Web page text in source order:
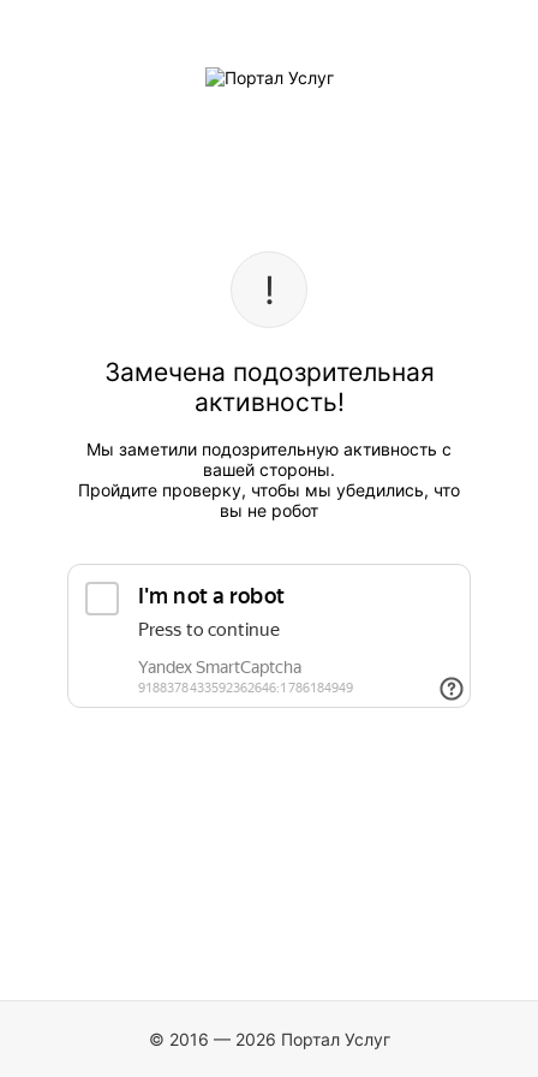
Замечена подозрительная
активность!
Мы заметили подозрительную активность с
вашей стороны.
Пройдите проверку, чтобы мы убедились, что
вы не робот
© 2016 — 2026 Портал Услуг